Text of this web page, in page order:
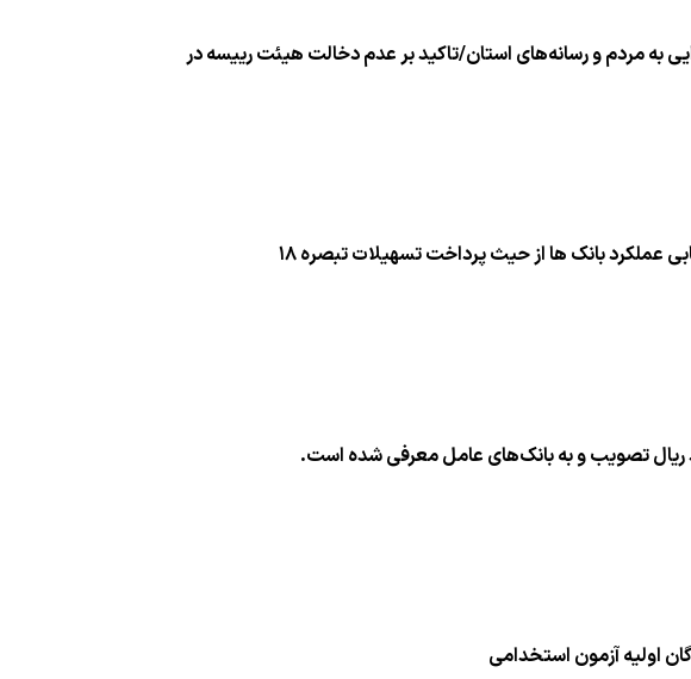
به مردم و رسانه‌های استان/تاكید بر عدم دخالت هیئت رییسه در
عملكرد بانك ها از حیث پرداخت تسهیلات تبصره ۱۸
اولیه آزمون استخدامی